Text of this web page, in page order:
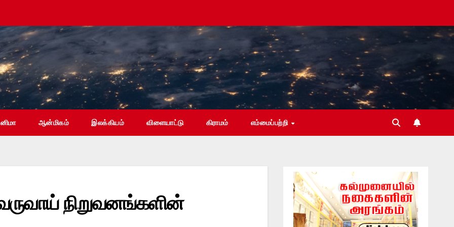
ஆன்மிகம் இலக்கியம் விளையாட்டு கிராமம் எம்மைப்பற்றி
நிறுவனங்களின்